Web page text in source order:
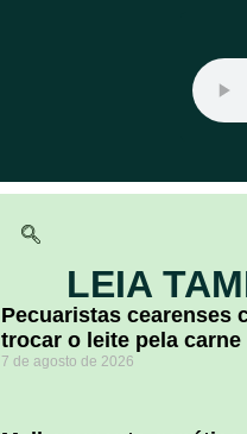
LEIA
Pecuaristas cearenses
trocar o leite pela carne
7 de agosto de 2026